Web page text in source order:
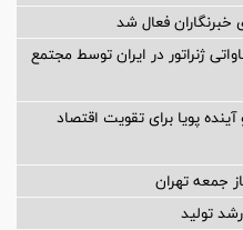
نخستین شفت روتور ۲۰۰ مگاواتی ژنراتور در ایران توسط مجتمع
پویا برای تقویت اقتصاد
جمعه تهران
تولید